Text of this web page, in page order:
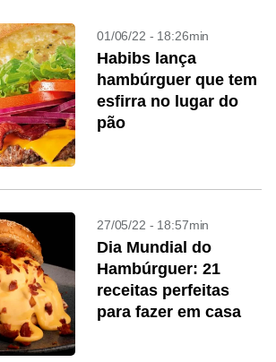
01/06/22 - 18:26min
Habibs lança
hambúrguer que tem
esfirra no lugar do
pão
27/05/22 - 18:57min
Dia Mundial do
Hambúrguer: 21
receitas perfeitas
para fazer em casa